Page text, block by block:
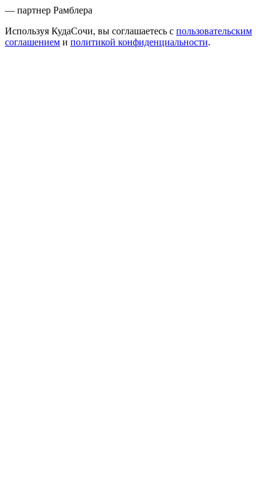
— партнер Рамблера
Используя КудаСочи, вы соглашаетесь с пользовательским
соглашением и политикой конфиденциальности.